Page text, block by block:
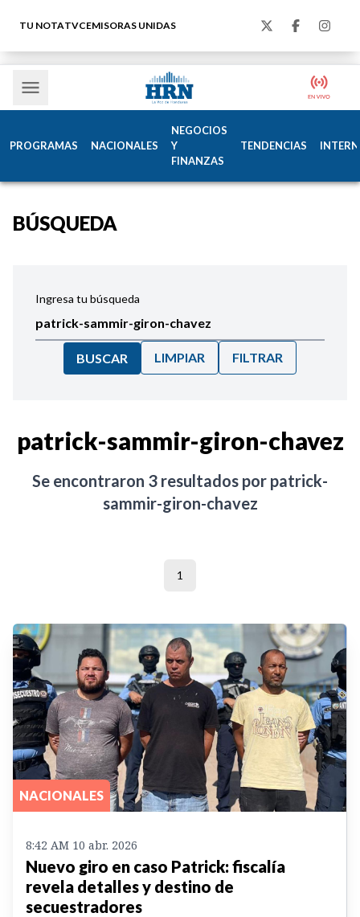
TU NOTATVCEMISORAS UNIDAS
PROGRAMAS NACIONALES
NEGOCIOS
Y
FINANZAS
TENDENCIAS
BÚSQUEDA
Ingresa tu búsqueda
BUSCAR LIMPIAR FILTRAR
patrick-sammir-giron-chavez
Se encontraron 3 resultados por patrick-
sammir-giron-chavez
1
NACIONALES
8:42 AM 10 abr. 2026
Nuevo giro en caso Patrick: fiscalía
revela detalles y destino de
secuestradores